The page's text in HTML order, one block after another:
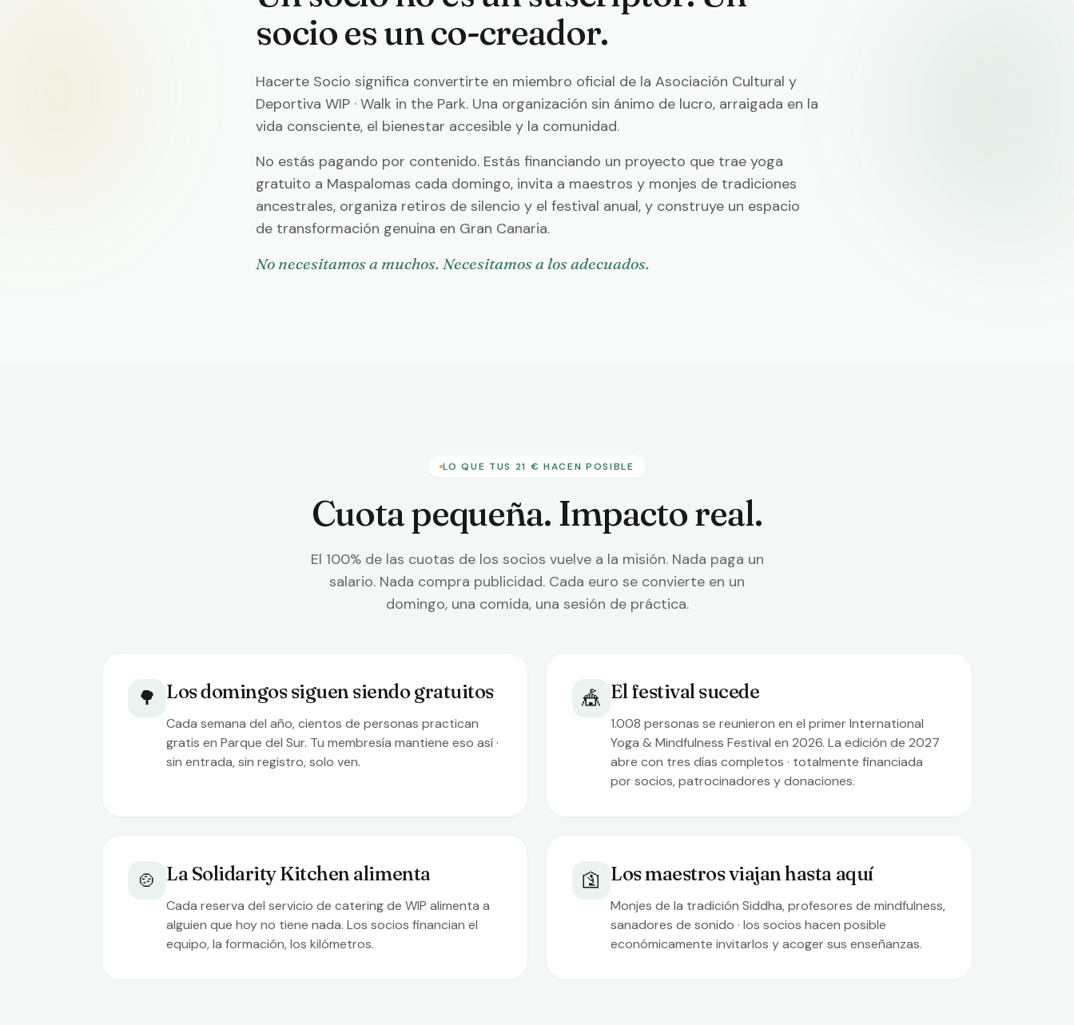
socio es un co-creador.
Hacerte Socio significa convertirte en miembro oficial de la Asociación Cultural y
Deportiva WIP · Walk in the Park. Una organización sin ánimo de lucro, arraigada en la
vida consciente, el bienestar accesible y la comunidad.
No estás pagando por contenido. Estás financiando un proyecto que trae yoga
gratuito a Maspalomas cada domingo, invita a maestros y monjes de tradiciones
ancestrales, organiza retiros de silencio y el festival anual, y construye un espacio
de transformación genuina en Gran Canaria.
No necesitamos a muchos. Necesitamos a los adecuados.
LO QUE TUS 21 € HACEN POSIBLE
Cuota pequeña. Impacto real.
El 100% de las cuotas de los socios vuelve a la misión. Nada paga un
salario. Nada compra publicidad. Cada euro se convierte en un
domingo, una comida, una sesión de práctica.
🌳 Los domingos siguen siendo gratuitos
Cada semana del año, cientos de personas practican
gratis en Parque del Sur. Tu membresía mantiene eso así ·
sin entrada, sin registro, solo ven.
🎪 El festival sucede
1.008 personas se reunieron en el primer International
Yoga & Mindfulness Festival en 2026. La edición de 2027
abre con tres días completos · totalmente financiada
por socios, patrocinadores y donaciones.
🍲 La Solidarity Kitchen alimenta
Cada reserva del servicio de catering de WIP alimenta a
alguien que hoy no tiene nada. Los socios financian el
equipo, la formación, los kilómetros.
🛐 Los maestros viajan hasta aquí
Monjes de la tradición Siddha, profesores de mindfulness,
sanadores de sonido · los socios hacen posible
económicamente invitarlos y acoger sus enseñanzas.